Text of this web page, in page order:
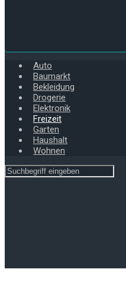
Auto
Baumarkt
Bekleidung
Drogerie
Elektronik
Freizeit
Garten
Haushalt
Wohnen